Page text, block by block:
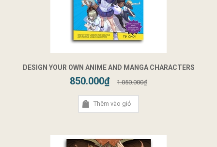
DESIGN YOUR OWN ANIME AND MANGA CHARACTERS
850.000₫ 1.050.000₫
Thêm vào giỏ